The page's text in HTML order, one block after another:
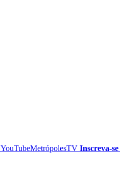
YouTubeMetrópolesTV Inscreva-se